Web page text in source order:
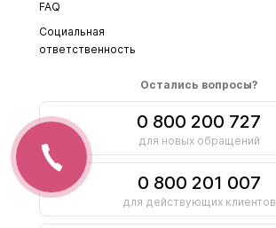
FAQ
Социальная
ответственность
Остались вопросы?
0 800 200 727
для новых обращений
0 800 201 007
для действующих клиентов